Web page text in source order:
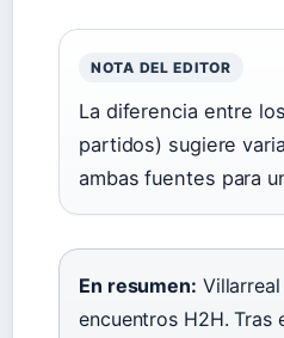
NOTA DEL EDITOR
La diferencia entre
partidos) sugiere
ambas fuentes para
En resumen:
encuentros H2H.